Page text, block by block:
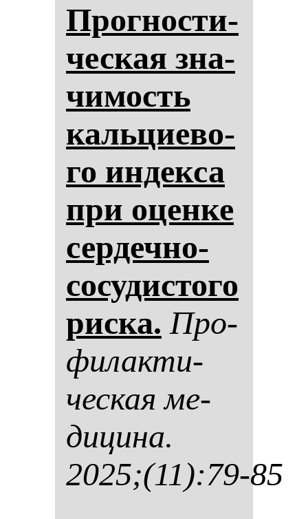
Прог­нос­ти­
чес­кая зна­
чи­мость
каль­ци­ево­
го ин­дек­са
при оцен­ке
сер­деч­но-
со­су­дис­то­го
рис­ка. Про­
фи­лак­ти­
чес­кая ме­
ди­ци­на.
2025;(11):79-85